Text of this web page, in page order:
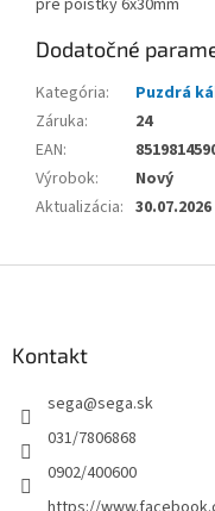
pre poistky 6x30mm
Dodatočné
Kategória:
Puzdrá
Záruka:
24
EAN:
Výrobok:
Nový
Aktualizácia: 30.07.2026
Kontakt
sega@sega.sk
031/7806868
0902/400600